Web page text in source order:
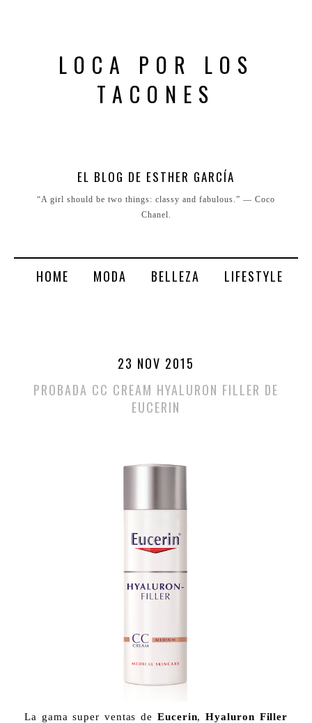
LOCA POR LOS
TACONES
EL BLOG DE ESTHER GARCÍA
“A girl should be two things: classy and fabulous.” ― Coco
Chanel.
HOME MODA BELLEZA LIFESTYLE
23 NOV 2015
PROBADA CC CREAM HYALURON FILLER DE
EUCERIN
La gama super ventas deEucerin,Hyaluron Filler